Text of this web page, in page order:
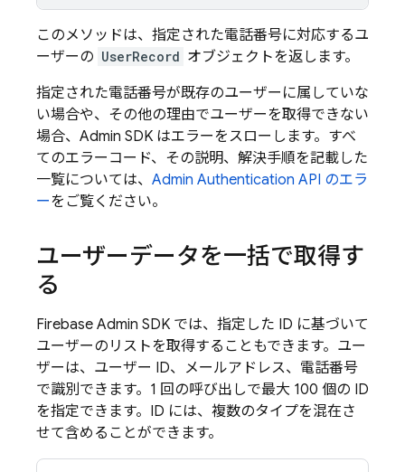
このメソッドは、指定された電話番号に対応するユ
ーザーの UserRecord オブジェクトを返します。
指定された電話番号が既存のユーザーに属していな
い場合や、その他の理由でユーザーを取得できない
場合、Admin SDK はエラーをスローします。すべ
てのエラーコード、その説明、解決手順を記載した
一覧については、 Admin Authentication API のエラ
ーをご覧ください。
ユーザーデータを一括で取得す
る
Firebase Admin SDK では、指定した ID に基づいて
ユーザーのリストを取得することもできます。ユー
ザーは、ユーザー ID、メールアドレス、電話番号
で識別できます。1 回の呼び出しで最大 100 個の ID
を指定できます。ID には、複数のタイプを混在さ
せて含めることができます。